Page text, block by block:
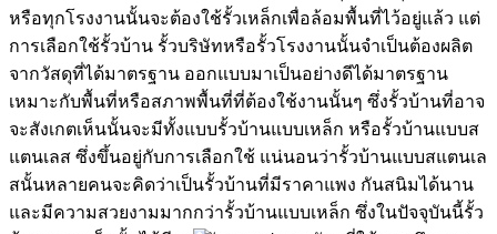
หรือทุกโรงงานนั้นจะต้องใช้รั้วเหล็กเพื่อล้อมพื้นที่ไว้อยู่แล้ว แต่
การเลือกใช้รั้วบ้าน รั้วบริษัทหรือรั้วโรงงานนั้นจำเป็นต้องผลิต
จากวัสดุที่ได้มาตรฐาน ออกแบบมาเป็นอย่างดีได้มาตรฐาน
เหมาะกับพื้นที่หรือสภาพพื้นที่ที่ต้องใช้งานนั้นๆ ซึ่งรั้วบ้านที่อาจ
จะสังเกตเห็นนั้นจะมีทั้งแบบรั้วบ้านแบบเหล็ก หรือรั้วบ้านแบบส
แตนเลส ซึ่งขึ้นอยู่กับการเลือกใช้ แน่นอนว่ารั้วบ้านแบบสแตนเล
สนั้นหลายคนจะคิดว่าเป็นรั้วบ้านที่มีราคาแพง กันสนิมได้นาน
และมีความสวยงามมากกว่ารั้วบ้านแบบเหล็ก ซึ่งในปัจจุบันนี้รั้ว